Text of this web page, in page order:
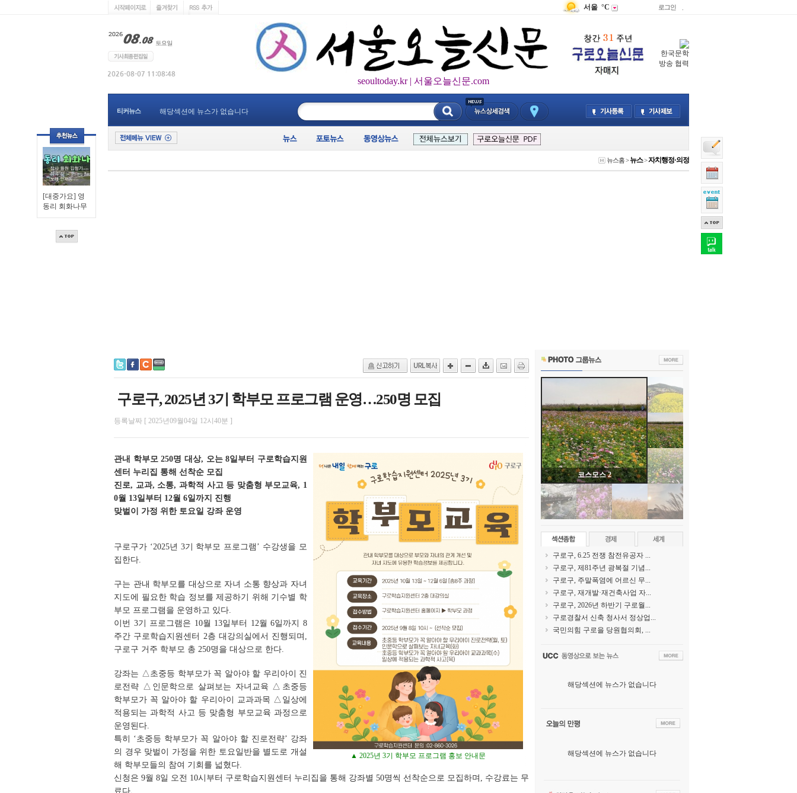
[대중가요] 영
동리 회화나무
서울 °C 로그인
seoultoday.kr | 서울오늘신문.com
한국문학
방송 협력
티커뉴스 해당섹션에 뉴스가 없습니다
뉴스홈>뉴스>자치행정·의정
구로구, 2025년 3기 학부모 프로그램 운영…250명 모집
등록날짜 [ 2025년09월04일 12시40분 ]
▲ 2025년 3기 학부모 프로그램 홍보 안내문
관내 학부모 250명 대상, 오는 8일부터 구로학습지원
센터 누리집 통해 선착순 모집
진로, 교과, 소통, 과학적 사고 등 맞춤형 부모교육, 1
0월 13일부터 12월 6일까지 진행
맞벌이 가정 위한 토요일 강좌 운영
구로구가 ‘2025년 3기 학부모 프로그램’ 수강생을 모
집한다.
구는 관내 학부모를 대상으로 자녀 소통 향상과 자녀
지도에 필요한 학습 정보를 제공하기 위해 기수별 학
부모 프로그램을 운영하고 있다.
이번 3기 프로그램은 10월 13일부터 12월 6일까지 8
주간 구로학습지원센터 2층 대강의실에서 진행되며,
구로구 거주 학부모 총 250명을 대상으로 한다.
강좌는 △초중등 학부모가 꼭 알아야 할 우리아이 진
로전략 △인문학으로 살펴보는 자녀교육 △초중등
학부모가 꼭 알아야 할 우리아이 교과과목 △일상에
적용되는 과학적 사고 등 맞춤형 부모교육 과정으로
운영된다.
특히 ‘초중등 학부모가 꼭 알아야 할 진로전략’ 강좌
의 경우 맞벌이 가정을 위한 토요일반을 별도로 개설
해 학부모들의 참여 기회를 넓혔다.
신청은 9월 8일 오전 10시부터 구로학습지원센터 누리집을 통해 강좌별 50명씩 선착순으로 모집하며, 수강료는 무
료다.
코스모스 2
구로구, 6.25 전쟁 참전유공자 ...
구로구, 제81주년 광복절 기념...
구로구, 주말폭염에 어르신 무...
구로구, 재개발·재건축사업 자...
구로구, 2026년 하반기 구로월...
구로경찰서 신축 청사서 정상업...
국민의힘 구로을 당원협의회, ...
해당섹션에 뉴스가 없습니다
해당섹션에 뉴스가 없습니다